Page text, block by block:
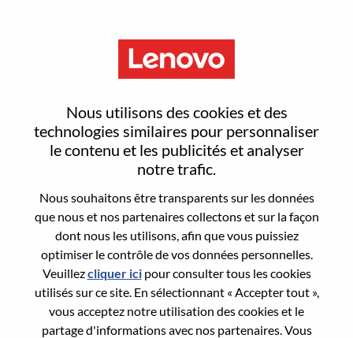
Nous utilisons des cookies et des
technologies similaires pour personnaliser
le contenu et les publicités et analyser
notre trafic.
Nous souhaitons être transparents sur les données
que nous et nos partenaires collectons et sur la façon
dont nous les utilisons, afin que vous puissiez
optimiser le contrôle de vos données personnelles.
Veuillezcliquer icipour consulter tous les cookies
utilisés sur ce site. En sélectionnant « Accepter tout »,
vous acceptez notre utilisation des cookies et le
partage d'informations avec nos partenaires. Vous
Reset password
Are you sure you want to reset your
Enter the email address associated with your
account, then click "Continue".
We will email you a link to reset your
password.